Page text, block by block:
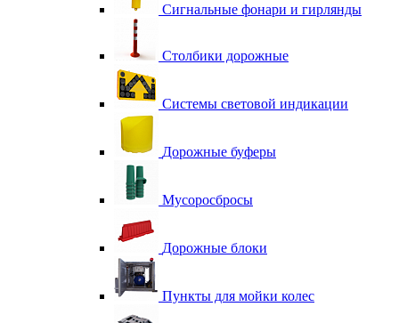
Сигнальные фонари и гирлянды
Столбики дорожные
Системы световой индикации
Дорожные буферы
Мусоросбросы
Дорожные блоки
Пункты для мойки колес